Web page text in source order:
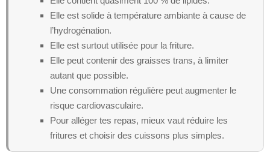
Elle est solide à température ambiante à cause de
l’hydrogénation.
Elle est surtout utilisée pour la friture.
Elle peut contenir des graisses trans, à limiter
autant que possible.
Une consommation régulière peut augmenter le
risque cardiovasculaire.
Pour alléger tes repas, mieux vaut réduire les
fritures et choisir des cuissons plus simples.